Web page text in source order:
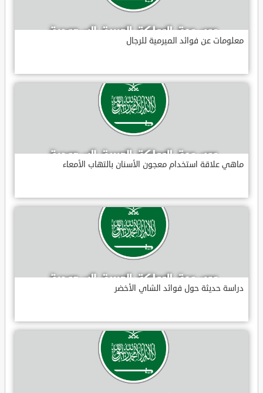
معلومات عن فوائد الميرمية للرجال
ماهي علاقة استخدام معجون الأسنان بالتهاب الأمعاء
دراسة حديثة حول فوائد الشاي الأخضر